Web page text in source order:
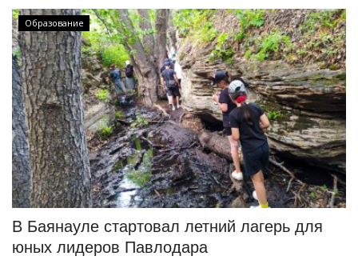
Образование
В Баянауле стартовал летний лагерь для
юных лидеров Павлодара